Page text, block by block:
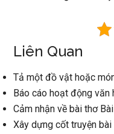
Liên Quan
Tả một đồ vật hoặc
Báo cáo hoạt động văn
Cảm nhận về bài thơ
Xây dựng cốt truyện